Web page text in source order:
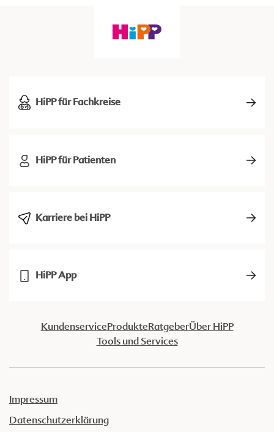
HiPP für Fachkreise
HiPP für Patienten
Karriere bei HiPP
HiPP App
KundenserviceProdukteRatgeberÜber HiPP
Tools und Services
Impressum
Datenschutzerklärung